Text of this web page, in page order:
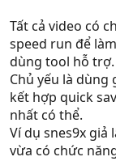
Tất cả video có
speed run để
dùng tool hỗ trợ.
Chủ yếu là dùng
kết hợp quick
nhất có thể.
Ví dụ snes9x giả
vừa có chức